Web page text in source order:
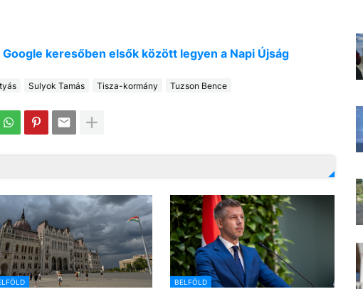
keresőben elsők között legyen a Napi Újság
Sulyok Tamás Tisza-kormány Tuzson Bence
BELFÖLD